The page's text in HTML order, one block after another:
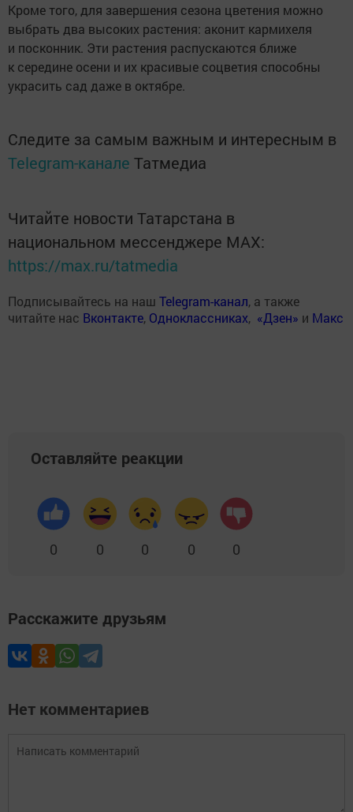
Кроме того, для завершения сезона цветения можно
выбрать два высоких растения: аконит кармихеля
и посконник. Эти растения распускаются ближе
к середине осени и их красивые соцветия способны
украсить сад даже в октябре.
Следите за самым важным и интересным в
Telegram-канале Татмедиа
Читайте новости Татарстана в
национальном мессенджере MАХ:
https://max.ru/tatmedia
Подписывайтесь на наш Telegram-канал, а также
читайте нас Вконтакте, Одноклассниках, «Дзен» и Макс
Оставляйте реакции
0 0 0 0 0
Расскажите друзьям
Нет комментариев